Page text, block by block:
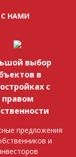
НАМИ
выбор
в
с
правом
предложения
и